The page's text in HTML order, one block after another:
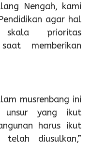
Nengah, kami
agar hal
prioritas
memberikan
musrenbang ini
unsur yang ikut
harus ikut
diusulkan,”